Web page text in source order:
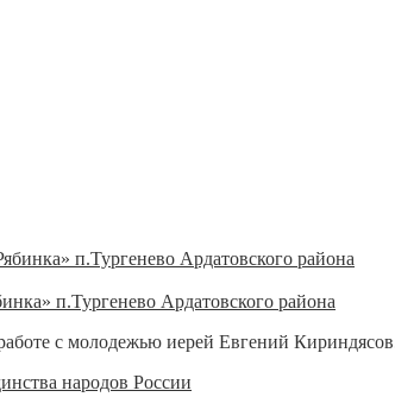
п.Тургенево Ардатовского района
с молодежью иерей Евгений